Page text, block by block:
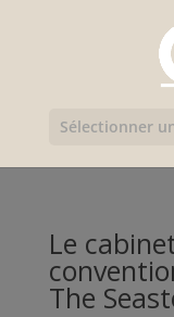
Sélectionner
Le
The